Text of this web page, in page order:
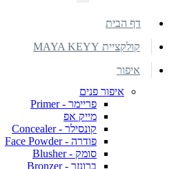
דף הבית
קולקציית MAYA KEYY
איפור
איפור פנים
פריימר - Primer
מייק אפ
קונסילר - Concealer
פודרה - Face Powder
סומק - Blusher
ברונזר - Bronzer